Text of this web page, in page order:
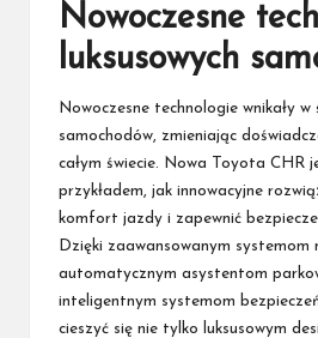
Nowoczesne
luksusowych
Nowoczesne technologie wnikały w
samochodów, zmieniając
całym świecie. Nowa Toyota CHR
przykładem, jak innowacyjne
komfort jazdy i zapewnić
Dzięki zaawansowanym systemom
automatycznym asystentom
inteligentnym systemom
cieszyć się nie tylko luksusowym